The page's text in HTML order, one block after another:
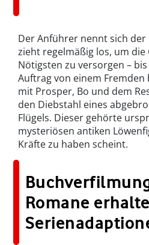
Der Anführer nennt sich
zieht regelmäßig los, um
Nötigsten zu versorgen –
Auftrag von einem
mit Prosper, Bo und dem
den Diebstahl eines
Flügels. Dieser gehörte
mysteriösen antiken
Kräfte zu haben scheint.
Romane